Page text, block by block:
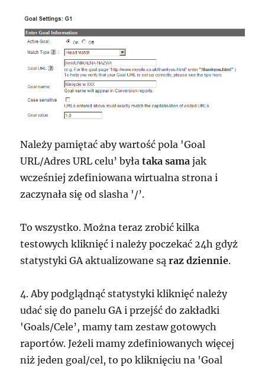
Należy pamiętać aby wartość pola 'Goal
URL/Adres URL celu’ byłataka sama jak
wcześniej zdefiniowana wirtualna strona i
zaczynała się od slasha '/’.
To wszystko. Można teraz zrobić kilka
testowych kliknięć i należy poczekać 24h gdyż
statystyki GA aktualizowane sąraz dziennie.
4. Aby podglądnąć statystyki kliknięć należy
udać się do panelu GA i przejść do zakładki
'Goals/Cele’, mamy tam zestaw gotowych
raportów. Jeżeli mamy zdefiniowanych więcej
niż jeden goal/cel, to po kliknięciu na 'Goal